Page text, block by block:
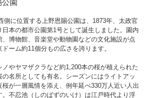
公園
側に位置する上野恩賜公園は、1873年、太政官
日本の都市公園第1号として誕生しました。園内
、博物館、音楽堂や動物園などの文化施設が点
ーム約11個分もの広さを誇ります。
ノやヤマザクラなど約1,200本の桜が植えられた
の名所としても有名。シーズンにはライトアッ
桜が一層風情を添え、例年延べ330万人近い人出
。不忍池（しのばずのいけ）は江戸時代より浮